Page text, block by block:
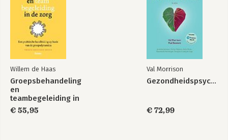
Willem de Haas
Groepsbehandeling
en
teambegeleiding in
de zorg
€ 55,95
Val Morrison
Gezondheidspsychologie
€ 72,99